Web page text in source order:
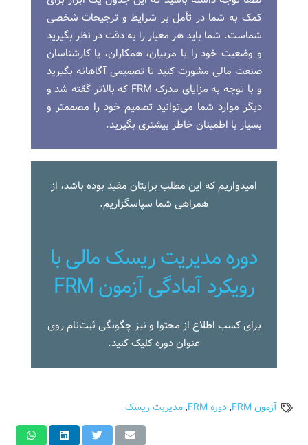
کمک به شما در تأمل بر شرایط و ترجیحات شخصی
شماست. شما باید هر معیار را به دقت در نظر بگیرید
و وضعیت خود را با مربیان، همکاران، یا کارشناسان
صنعت مالی مشورت کنید تا تصمیمی آگاهانه بگیرید
و با توجه به مزایای مدرک FRM که بالاتر گقته شد و
دیگر موارد شما می‌توانید تصمیم خود را مصممتر و
بسیار با اطمینان خاطر بیشتری بگیرید.
امیدواریم که این مطلب برایتان مفید بوده باشد، از
همراهی شما سپاسگزاریم.
دوره مدیریت ریسک مالی با
رویکرد آمادگی آزمون FRM
برای کسب اطلاع از محتوا و نیز چگونگی ثبت‌نام روی
عنوان دوره کلیک کنید.
آزمون FRM , دوره FRM ,مدیریت ریسک